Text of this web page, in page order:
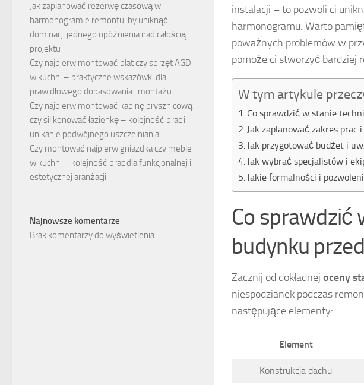
instalacji – to pozwoli ci
harmonogramu. Warto
poważnych problemów w
pomoże ci stworzyć bardziej
W tym artykule
Co sprawdzić w stanie
Jak zaplanować zakres
Jak przygotować budżet i
Jak wybrać specjalistów i
Jakie formalności i
Co sprawdzić
budynku
Zacznij od dokładnej oceny
niespodzianek podczas
następujące elementy:
Element
Konstrukcja dachu
Jak zaplanować rezerwę czasową w
harmonogramie remontu, by uniknąć
dominacji jednego opóźnienia nad całością
projektu
Czy najpierw montować blat czy sprzęt AGD
w kuchni – praktyczne wskazówki dla
prawidłowego dopasowania i montażu
Czy najpierw montować kabinę prysznicową
czy silikonować łazienkę – kolejność prac i
unikanie podwójnego uszczelniania
Czy montować najpierw gniazdka czy meble
w kuchni – kolejność prac dla funkcjonalnej i
estetycznej aranżacji
Najnowsze komentarze
Brak komentarzy do wyświetlenia.